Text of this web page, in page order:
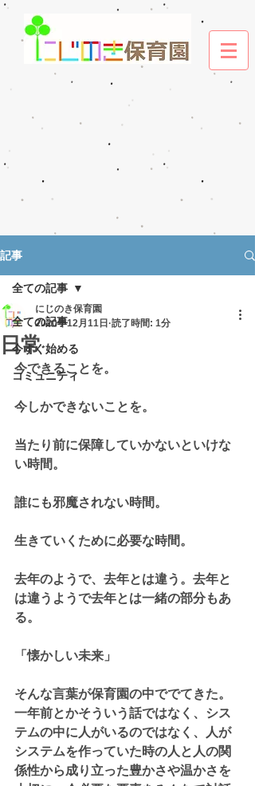
記事
全ての記事
今すぐ始める
コミュニティ
全ての記事
日常
にじのき保育園
2020年12月11日 読了時間: 1分
今できることを。
今しかできないことを。
当たり前に保障していかないといけな
い時間。
誰にも邪魔されない時間。
生きていくために必要な時間。
去年のようで、去年とは違う。去年と
は違うようで去年とは一緒の部分もあ
る。
「懐かしい未来」
そんな言葉が保育園の中ででてきた。
一年前とかそういう話ではなく、シス
テムの中に人がいるのではなく、人が
システムを作っていた時の人と人の関
係性から成り立った豊かさや温かさを